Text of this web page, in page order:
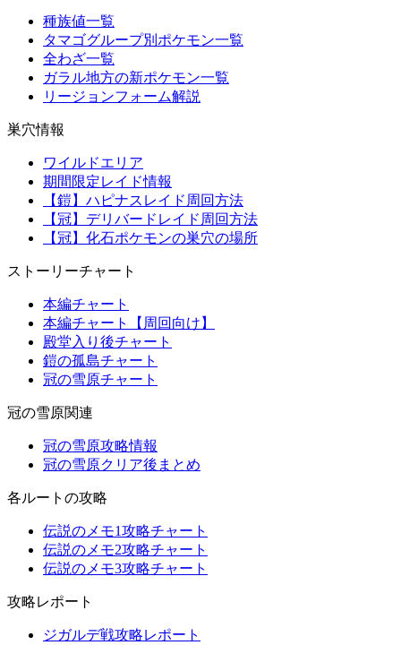
種族値一覧
タマゴグループ別ポケモン一覧
全わざ一覧
ガラル地方の新ポケモン一覧
リージョンフォーム解説
巣穴情報
ワイルドエリア
期間限定レイド情報
【鎧】ハピナスレイド周回方法
【冠】デリバードレイド周回方法
【冠】化石ポケモンの巣穴の場所
ストーリーチャート
本編チャート
本編チャート【周回向け】
殿堂入り後チャート
鎧の孤島チャート
冠の雪原チャート
冠の雪原関連
冠の雪原攻略情報
冠の雪原クリア後まとめ
各ルートの攻略
伝説のメモ1攻略チャート
伝説のメモ2攻略チャート
伝説のメモ3攻略チャート
攻略レポート
ジガルデ戦攻略レポート